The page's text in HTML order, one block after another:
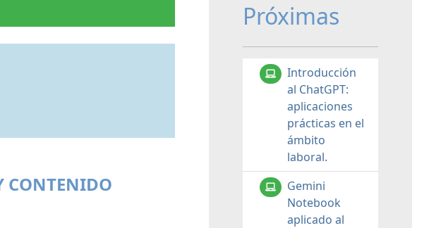
CONTENIDO
Próximas
Introducción
al ChatGPT:
aplicaciones
prácticas en el
ámbito
laboral.
Gemini
Notebook
aplicado al